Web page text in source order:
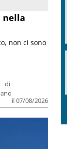
nella
di
il 07/08/2026
non ci sono